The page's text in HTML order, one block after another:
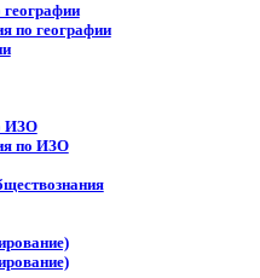
по географии
ИЗО
по ИЗО